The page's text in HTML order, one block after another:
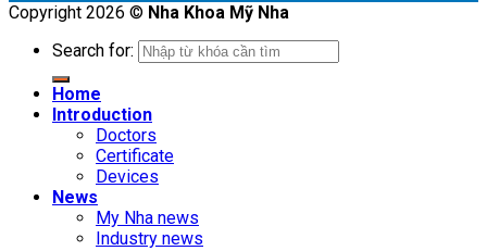
Copyright 2026 © Nha Khoa Mỹ Nha
Search for:
Home
Introduction
Doctors
Certificate
Devices
News
My Nha news
Industry news